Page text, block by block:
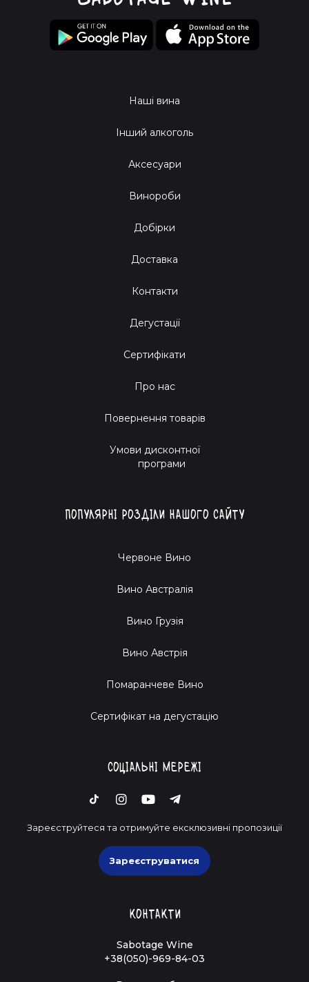
Наші вина
Інший алкоголь
Аксесуари
Винороби
Добірки
Доставка
Контакти
Дегустації
Сертифікати
Про нас
Повернення товарів
Умови дисконтної
програми
Популярні розділи нашого сайту
Червоне Вино
Вино Австралія
Вино Грузія
Вино Австрія
Помаранчеве Вино
Cертифікат на дегустацію
Соціальні мережі
Зареєструйтеся та отримуйте ексклюзивні пропозиції
Зареєструватися
Контакти
Sabotage Wine
+38(050)-969-84-03